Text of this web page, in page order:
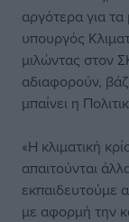
αργότερα για
υπουργός
μιλώντας στον
αδιαφορούν,
μπαίνει η
«Η κλιματική
απαιτούνται
εκπαιδευτούμε
με αφορμή την